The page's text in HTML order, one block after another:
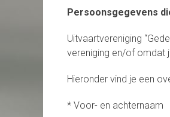
Persoonsgegevens
Uitvaartvereniging
vereniging en/of omdat
Hieronder vind je een
* Voor- en achternaam